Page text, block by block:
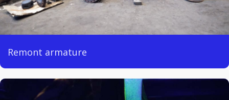
Remont armature